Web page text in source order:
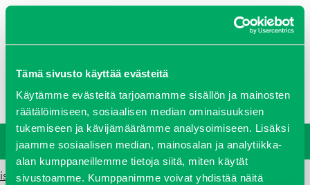
Tämä sivusto käyttää evästeitä
Käytämme evästeitä tarjoamamme sisällön ja mainosten
räätälöimiseen, sosiaalisen median ominaisuuksien
tukemiseen ja kävijämäärämme analysoimiseen. Lisäksi
jaamme sosiaalisen median, mainosalan ja analytiikka-
alan kumppaneillemme tietoja siitä, miten käytät
sivustoamme. Kumppanimme voivat yhdistää näitä
Yritys Ajankohtaista Avoimet työpaikat
Yhteystiedot
Ota yhteyttä
Vastuullisuus
isekihuolto